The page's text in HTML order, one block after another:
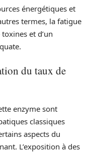
énergétiques et
termes, la fatigue
et d’un
du taux de
enzyme sont
classiques
aspects du
L’exposition à des